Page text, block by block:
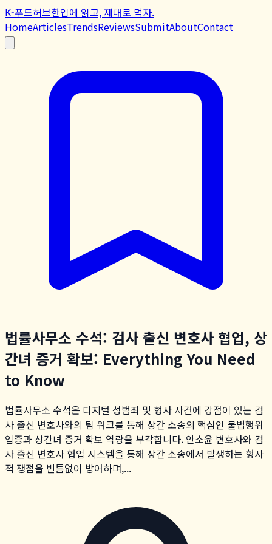
K-푸드허브한입에 읽고, 제대로 먹자.
HomeArticlesTrendsReviewsSubmitAboutContact
법률사무소 수석: 검사 출신 변호사 협업, 상
간녀 증거 확보: Everything You Need
to Know
법률사무소 수석은 디지털 성범죄 및 형사 사건에 강점이 있는 검
사 출신 변호사와의 팀 워크를 통해 상간 소송의 핵심인 불법행위
입증과 상간녀 증거 확보 역량을 부각합니다. 안소윤 변호사와 검
사 출신 변호사 협업 시스템을 통해 상간 소송에서 발생하는 형사
적 쟁점을 빈틈없이 방어하며,...